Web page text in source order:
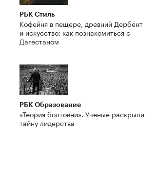
РБК Стиль
Кофейня в пещере, древний Дербент
и искусство: как познакомиться с
Дагестаном
РБК Образование
«Теория болтовни». Ученые раскрыли
тайну лидерства